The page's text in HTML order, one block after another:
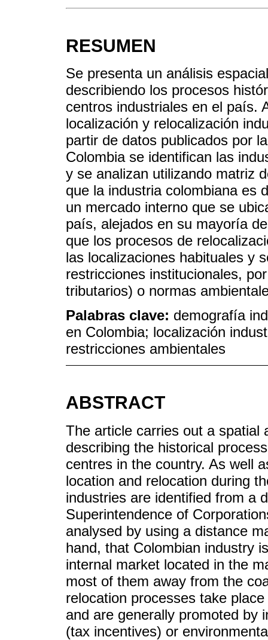
RESUMEN
Se presenta un análisis
describiendo los procesos
centros industriales en el país.
localización y relocalización
partir de datos publicados por
Colombia se identifican las
y se analizan utilizando matriz
que la industria colombiana es
un mercado interno que se
país, alejados en su mayoría
que los procesos de
las localizaciones habituales y
restricciones institucionales,
tributarios) o normas
Palabras clave: demografía
en Colombia; localización
restricciones ambientales
ABSTRACT
The article carries out a spatial
describing the historical
centres in the country. As well
location and relocation during
industries are identified from a
Superintendence of
analysed by using a distance
hand, that Colombian industry
internal market located in the
most of them away from the
relocation processes take
and are generally promoted by
(tax incentives) or